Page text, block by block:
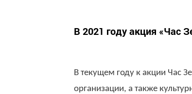
В 2021 году акция «Час
В текущем году к акции Час
организации, а также